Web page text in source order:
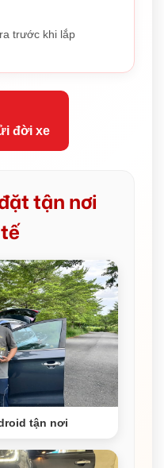
trước khi lắp
đời xe
tận nơi
tận nơi